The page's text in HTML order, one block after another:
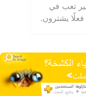
تعب في
يشترون.